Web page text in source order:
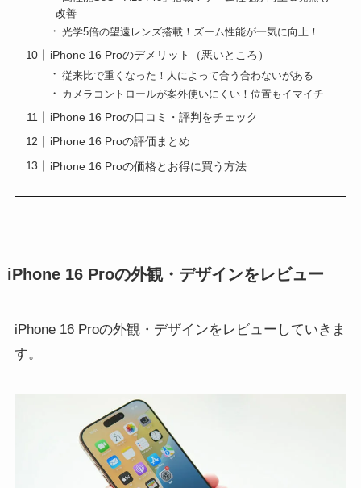
改善
光学5倍の望遠レンズ搭載！ズーム性能が一気に向上！
iPhone 16 Proのデメリット（悪いところ）
従来比で重くなった！人によって合う合わないがある
カメラコントロールが案外使いにくい！位置もイマイチ
iPhone 16 Proの口コミ・評判をチェック
iPhone 16 Proの評価まとめ
iPhone 16 Proの価格とお得に買う方法
iPhone 16 Proの外観・デザインをレビュー
iPhone 16 Proの外観・デザインをレビューしていきま
す。